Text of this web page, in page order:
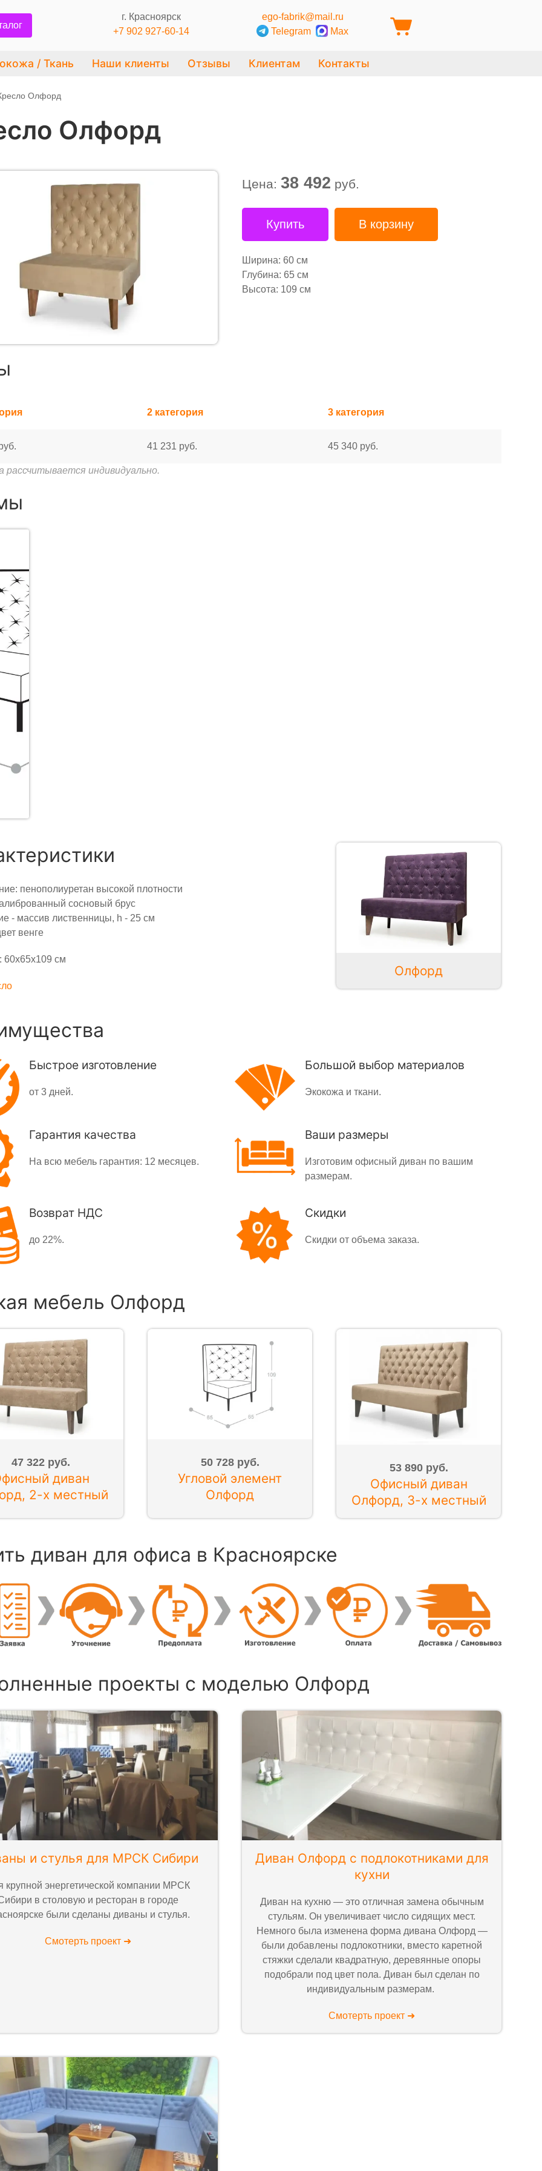
г. Красноярск
+7 902 927-60-14
ego-fabrik@mail.ru
Telegram
Max
/ Ткань Наши клиенты Отзывы Клиентам Контакты
Олфорд
Олфорд
Цена:38 492 руб.
Купить В корзину
Ширина: 60 см
Глубина: 65 см
Высота: 109 см
2 категория 3 категория
41 231 руб. 45 340 руб.
рассчитывается индивидуально.
пенополиуретан высокой плотности
сосновый брус
- массив лиственницы, h - 25 см
венге
см
Олфорд
Быстрое изготовление
от 3 дней.
Большой выбор материалов
Экокожа и ткани.
Гарантия качества
На всю мебель гарантия: 12 месяцев.
Ваши размеры
Изготовим офисный диван по вашим
размерам.
Возврат НДС
до 22%.
Скидки
Скидки от объема заказа.
мебель Олфорд
47 322 руб.
диван
2-х местный
50 728 руб.
Угловой элемент
Олфорд
53 890 руб.
Офисный диван
Олфорд, 3-х местный
диван для офиса в Красноярске
проекты с моделью Олфорд
и стулья для МРСК Сибири
крупной энергетической компании МРСК
в столовую и ресторан в городе
были сделаны диваны и стулья.
Смотерть проект ➜
Диван Олфорд с подлокотниками для
кухни
Диван на кухню — это отличная замена обычным
стульям. Он увеличивает число сидящих мест.
Немного была изменена форма дивана Олфорд —
были добавлены подлокотники, вместо каретной
стяжки сделали квадратную, деревянные опоры
подобрали под цвет пола. Диван был сделан по
индивидуальным размерам.
Смотерть проект ➜